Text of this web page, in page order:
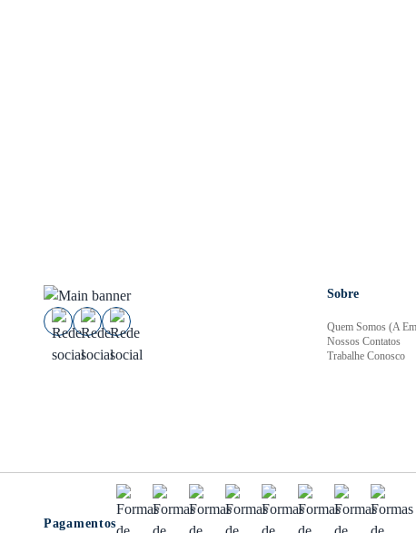
Sobre
Quem Somos (A
Nossos Contatos
Trabalhe Conosco
Pagamentos